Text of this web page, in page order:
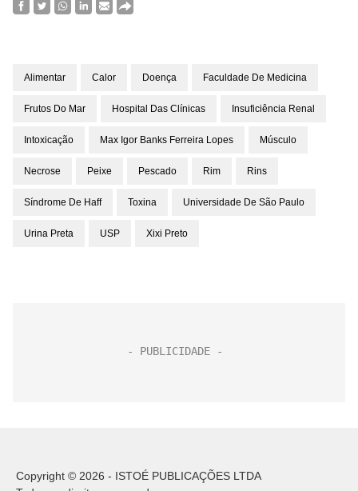
Alimentar Calor Doença Faculdade De Medicina
Frutos Do Mar Hospital Das Clínicas Insuficiência Renal
Intoxicação Max Igor Banks Ferreira Lopes Músculo
Necrose Peixe Pescado Rim Rins
Síndrome De Haff Toxina Universidade De São Paulo
Urina Preta USP Xixi Preto
Copyright © 2026 - ISTOÉ PUBLICAÇÕES LTDA